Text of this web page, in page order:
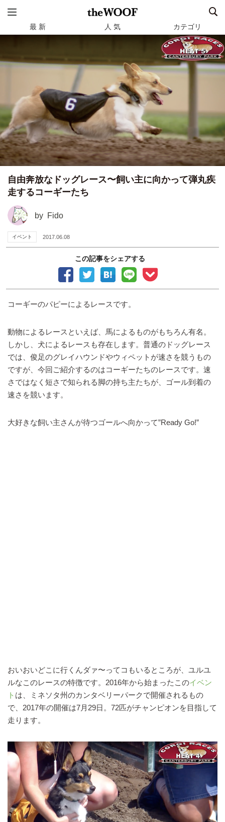
最 新 人 気 カテゴリ
自由奔放なドッグレース〜飼い主に向かって弾丸疾
走するコーギーたち
by Fido
イベント 2017.06.08
この記事をシェアする
コーギーのパピーによるレースです。
動物によるレースといえば、馬によるものがもちろん有名。
しかし、犬によるレースも存在します。普通のドッグレース
では、俊足のグレイハウンドやウィペットが速さを競うもの
ですが、今回ご紹介するのはコーギーたちのレースです。速
さではなく短さで知られる脚の持ち主たちが、ゴール到着の
速さを競います。
大好きな飼い主さんが待つゴールへ向かって”Ready Go!”
おいおいどこに行くんダァ〜ってコもいるところが、ユルユ
ルなこのレースの特徴です。2016年から始まったこのイベン
ト は、ミネソタ州のカンタベリーパークで開催されるもの
で、2017年の開催は7月29日。72匹がチャンピオンを目指して
走ります。